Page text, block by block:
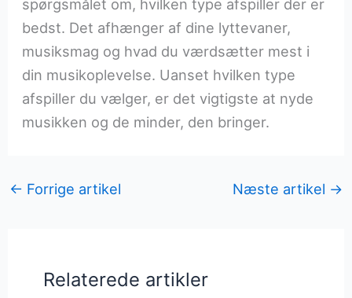
spørgsmålet om, hvilken type afspiller der er
bedst. Det afhænger af dine lyttevaner,
musiksmag og hvad du værdsætter mest i
din musikoplevelse. Uanset hvilken type
afspiller du vælger, er det vigtigste at nyde
musikken og de minder, den bringer.
← Forrige artikel Næste artikel →
Relaterede artikler